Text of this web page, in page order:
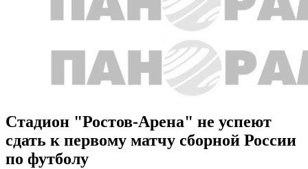
Стадион "Ростов-Арена" не успеют
сдать к первому матчу сборной России
по футболу